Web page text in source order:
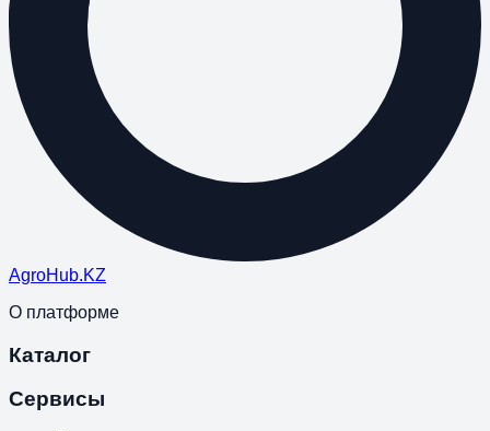
AgroHub.KZ
О платформе
Каталог
Сервисы